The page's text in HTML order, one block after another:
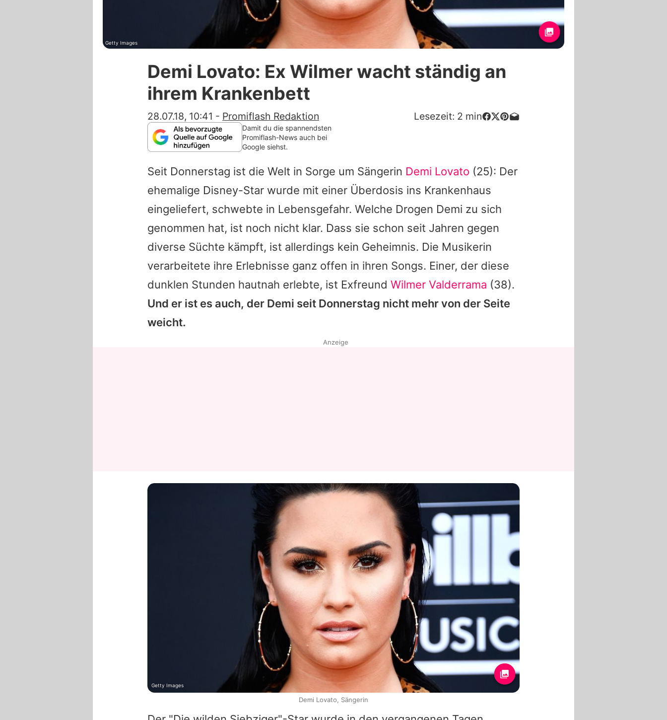
Redaktionelle Richtlinien
Impressum
Datenschutzerklärung
Nutzungsbedingungen
Utiq verwalten
Getty Images
Demi Lovato: Ex Wilmer wacht ständig an
ihrem Krankenbett
28.07.18, 10:41 - Promiflash Redaktion Lesezeit: 2 min
Damit du die spannendsten
Promiflash-News auch bei
Google siehst.
Seit Donnerstag ist die Welt in Sorge um Sängerin Demi Lovato (25): Der
ehemalige Disney-Star wurde mit einer Überdosis ins Krankenhaus
eingeliefert, schwebte in Lebensgefahr. Welche Drogen Demi zu sich
genommen hat, ist noch nicht klar. Dass sie schon seit Jahren gegen
diverse Süchte kämpft, ist allerdings kein Geheimnis. Die Musikerin
verarbeitete ihre Erlebnisse ganz offen in ihren Songs. Einer, der diese
dunklen Stunden hautnah erlebte, ist Exfreund Wilmer Valderrama (38).
Und er ist es auch, der Demi seit Donnerstag nicht mehr von der Seite
weicht.
Anzeige
Getty Images
Demi Lovato, Sängerin